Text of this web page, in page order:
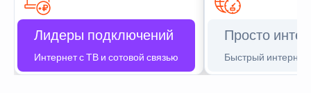
Лидеры подключений
Интернет с ТВ и сотовой связью
Просто
Быстрый интернет